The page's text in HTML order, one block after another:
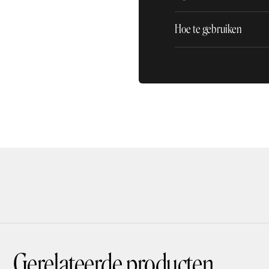
Hoe te gebruiken